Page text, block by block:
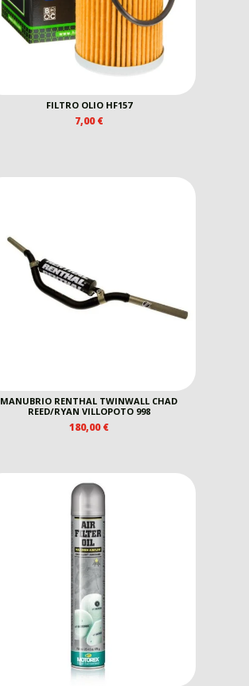
FILTRO OLIO HF157
7,00€
MANUBRIO RENTHAL TWINWALL CHAD
REED/RYAN VILLOPOTO 998
180,00€